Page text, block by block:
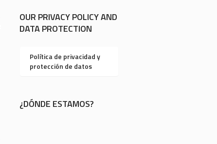
OUR PRIVACY POLICY AND
DATA PROTECTION
Política de privacidad y
protección de datos
¿DÓNDE ESTAMOS?